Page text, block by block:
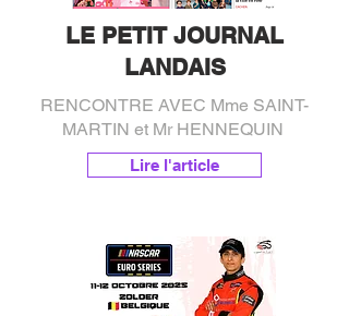
LE PETIT JOURNAL
LANDAIS
RENCONTRE AVEC Mme SAINT-
MARTIN et Mr HENNEQUIN
Lire l'article